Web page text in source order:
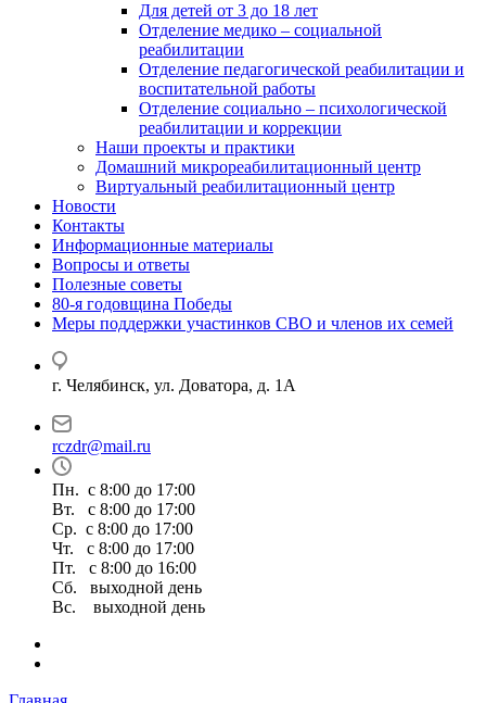
Для детей от 3 до 18 лет
Отделение медико – социальной
реабилитации
Отделение педагогической реабилитации и
воспитательной работы
Отделение социально – психологической
реабилитации и коррекции
Наши проекты и практики
Домашний микрореабилитационный центр
Виртуальный реабилитационный центр
Новости
Контакты
Информационные материалы
Вопросы и ответы
Полезные советы
80-я годовщина Победы
Меры поддержки участинков СВО и членов их семей
г. Челябинск, ул. Доватора, д. 1А
rczdr@mail.ru
Пн. с 8:00 до 17:00
Вт. с 8:00 до 17:00
Ср. с 8:00 до 17:00
Чт. с 8:00 до 17:00
Пт. с 8:00 до 16:00
Сб. выходной день
Вс. выходной день